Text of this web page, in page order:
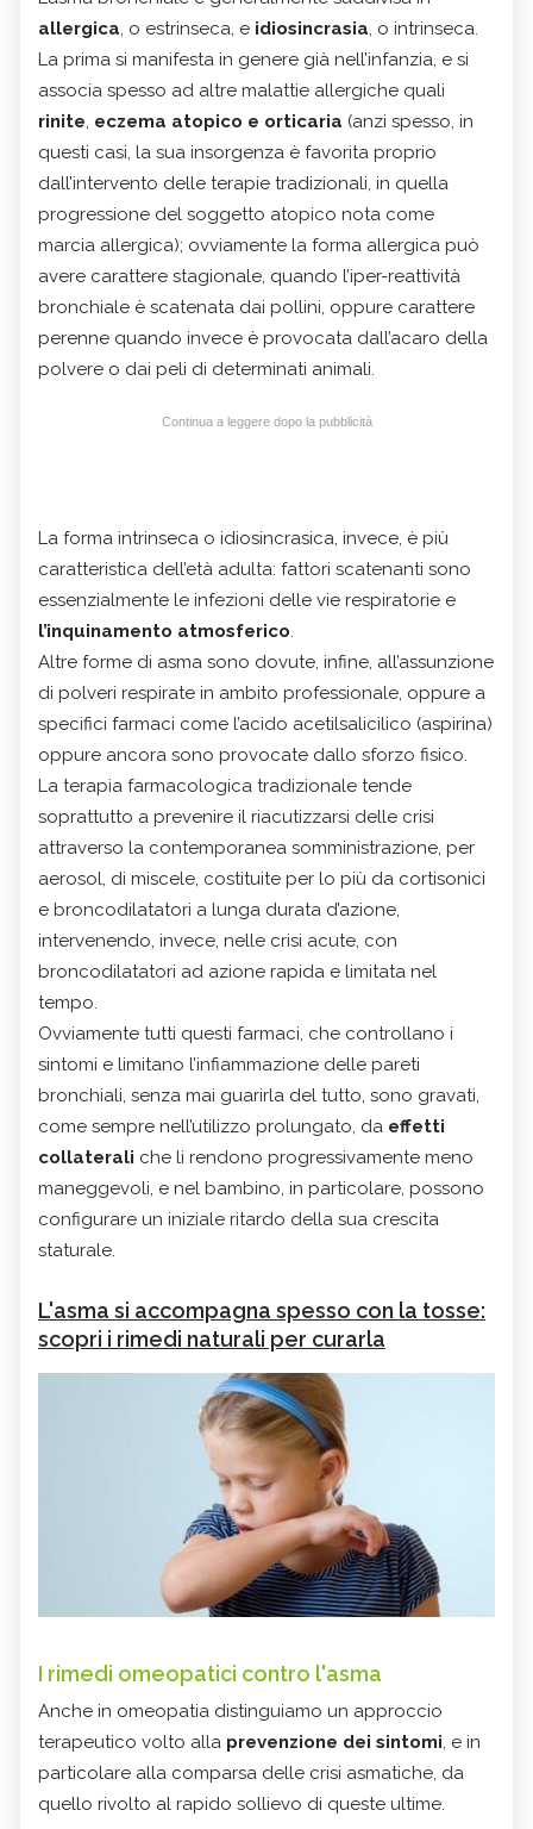
allergica , o estrinseca, e idiosincrasia , o intrinseca.
La prima si manifesta in genere già nell’infanzia, e si
associa spesso ad altre malattie allergiche quali
rinite eczema atopico e orticaria (anzi spesso, in
questi casi, la sua insorgenza è favorita proprio
dall’intervento delle terapie tradizionali, in quella
progressione del soggetto atopico nota come
marcia allergica); ovviamente la forma allergica può
avere carattere stagionale, quando l’iper-reattività
bronchiale è scatenata dai pollini, oppure carattere
perenne quando invece è provocata dall’acaro della
polvere o dai peli di determinati animali.
Continua a leggere dopo la pubblicità
La forma intrinseca o idiosincrasica, invece, è più
caratteristica dell’età adulta: fattori scatenanti sono
essenzialmente le infezioni delle vie respiratorie e
l’inquinamento atmosferico
Altre forme di asma sono dovute, infine, all’assunzione
di polveri respirate in ambito professionale, oppure a
specifici farmaci come l’acido acetilsalicilico (aspirina)
oppure ancora sono provocate dallo sforzo fisico.
La terapia farmacologica tradizionale tende
soprattutto a prevenire il riacutizzarsi delle crisi
attraverso la contemporanea somministrazione, per
aerosol, di miscele, costituite per lo più da cortisonici
e broncodilatatori a lunga durata d’azione,
intervenendo, invece, nelle crisi acute, con
broncodilatatori ad azione rapida e limitata nel
tempo.
Ovviamente tutti questi farmaci, che controllano i
sintomi e limitano l’infiammazione delle pareti
bronchiali, senza mai guarirla del tutto, sono gravati,
come sempre nell’utilizzo prolungato, da effetti
collaterali che li rendono progressivamente meno
maneggevoli, e nel bambino, in particolare, possono
configurare un iniziale ritardo della sua crescita
staturale.
L'asma si accompagna spesso con la tosse:
scopri i rimedi naturali per curarla
I rimedi omeopatici contro l'asma
Anche in omeopatia distinguiamo un approccio
terapeutico volto alla prevenzione dei sintomi, e in
particolare alla comparsa delle crisi asmatiche, da
quello rivolto al rapido sollievo di queste ultime.